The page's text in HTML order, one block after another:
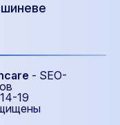
- SEO-
19